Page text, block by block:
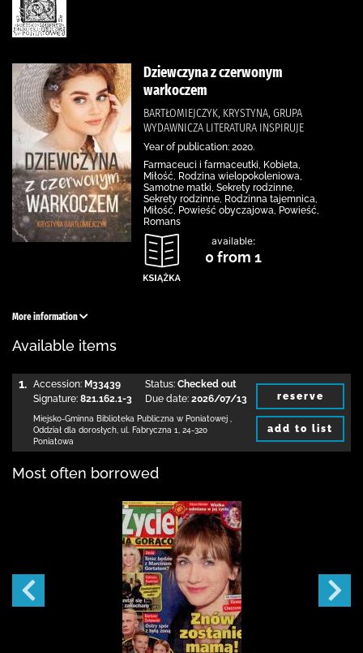
Dziewczyna z czerwonym
warkoczem
BARTŁOMIEJCZYK, KRYSTYNA, GRUPA
WYDAWNICZA LITERATURA INSPIRUJE
Year of publication: 2020.
Farmaceuci i farmaceutki, Kobieta,
Miłość, Rodzina wielopokoleniowa,
Samotne matki, Sekrety rodzinne,
Sekrety rodzinne, Rodzinna tajemnica,
Miłość, Powieść obyczajowa, Powieść,
Romans
available:
0 from 1
More information
Available items
1. Accession: M33439
Signature: 821.162.1-3
Status: Checked out
Due date: 2026/07/13
Miejsko-Gminna Biblioteka Publiczna w Poniatowej
Oddział dla dorosłych, ul. Fabryczna 1
24-320
Poniatowa
reserve
add to list
Most often borrowed